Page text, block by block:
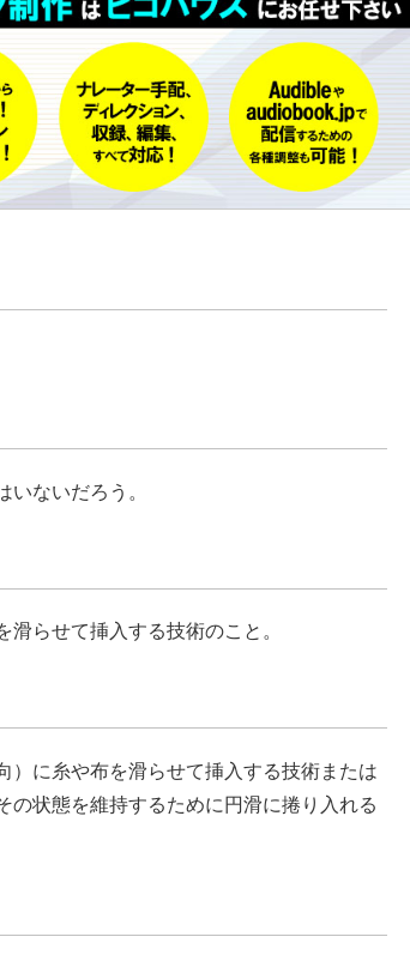
ないだろう。
らせて挿入する技術のこと。
）に糸や布を滑らせて挿入する技術または
状態を維持するために円滑に捲り入れる